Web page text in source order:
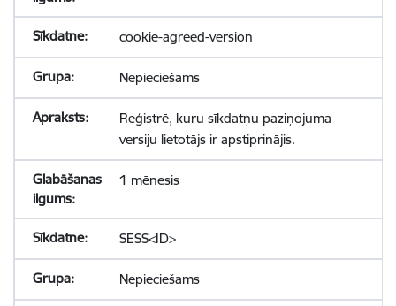
cookie-agreed-version
Nepieciešams
Reģistrē, kuru sīkdatņu paziņojuma
versiju lietotājs ir apstiprinājis.
1 mēnesis
SESS<ID>
Nepieciešams